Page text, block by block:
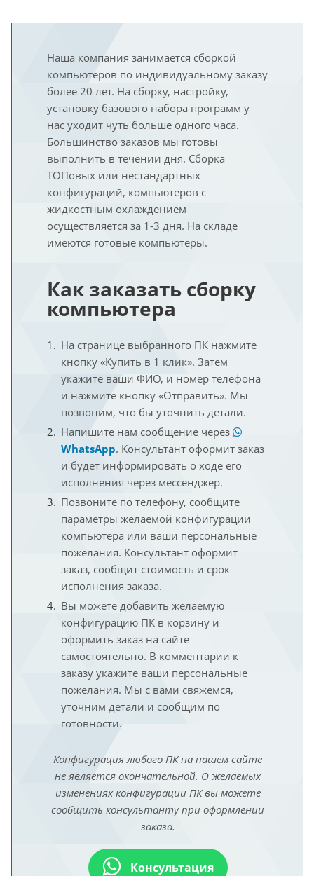
Наша компания занимается сборкой
компьютеров по индивидуальному заказу
более 20 лет. На сборку, настройку,
установку базового набора программ у
нас уходит чуть больше одного часа.
Большинство заказов мы готовы
выполнить в течении дня. Сборка
ТОПовых или нестандартных
конфигураций, компьютеров с
жидкостным охлаждением
осуществляется за 1-3 дня. На складе
имеются готовые компьютеры.
Как заказать сборку
компьютера
На странице выбранного ПК нажмите
кнопку «Купить в 1 клик». Затем
укажите ваши ФИО, и номер телефона
и нажмите кнопку «Отправить». Мы
позвоним, что бы уточнить детали.
Напишите нам сообщение через
WhatsApp. Консультант оформит заказ
и будет информировать о ходе его
исполнения через мессенджер.
Позвоните по телефону, сообщите
параметры желаемой конфигурации
компьютера или ваши персональные
пожелания. Консультант оформит
заказ, сообщит стоимость и срок
исполнения заказа.
Вы можете добавить желаемую
конфигурацию ПК в корзину и
оформить заказ на сайте
самостоятельно. В комментарии к
заказу укажите ваши персональные
пожелания. Мы с вами свяжемся,
уточним детали и сообщим по
готовности.
Конфигурация любого ПК на нашем сайте
не является окончательной. О желаемых
изменениях конфигурации ПК вы можете
сообщить консультанту при оформлении
заказа.
Консультация